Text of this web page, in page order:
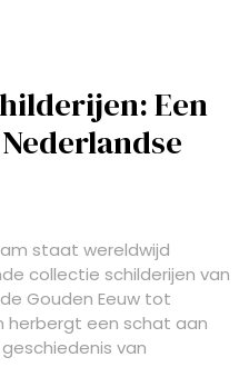
Een
staat wereldwijd
collectie schilderijen van
Gouden Eeuw tot
herbergt een schat aan
van